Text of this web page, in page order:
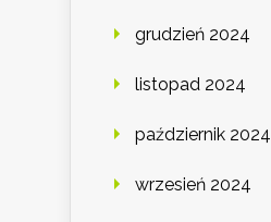
grudzień 2024
listopad 2024
październik 2024
wrzesień 2024